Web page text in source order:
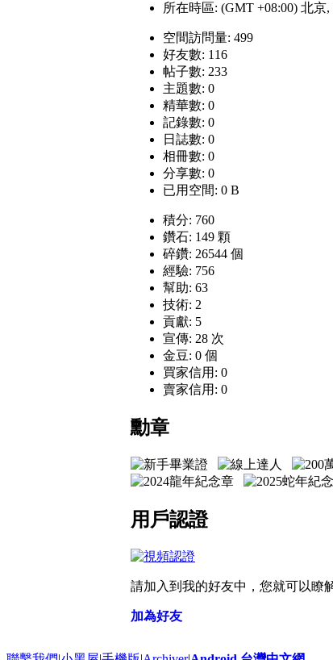
所在時區: (GMT +08:00) 北
空間訪問量: 499
好友數: 116
帖子數: 233
主題數: 0
精華數: 0
記錄數: 0
日誌數: 0
相冊數: 0
分享數: 0
已用空間: 0 B
積分: 760
鑽石: 149 顆
碎鑽: 26544 個
經驗: 756
幫助: 63
技術: 2
貢獻: 5
宣傳: 28 次
金豆: 0 個
買家信用: 0
賣家信用: 0
勳章
用戶認證
請加入到我的好友中，您就可以瞭
加為好友